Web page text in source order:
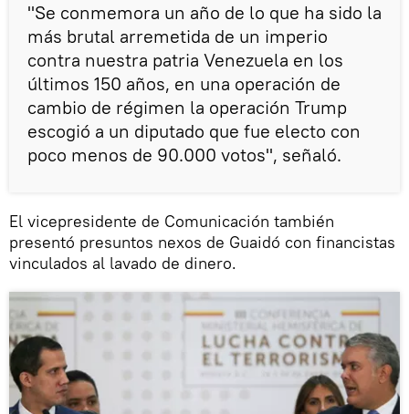
"Se conmemora un año de lo que ha sido la
más brutal arremetida de un imperio
contra nuestra patria Venezuela en los
últimos 150 años, en una operación de
cambio de régimen la operación Trump
escogió a un diputado que fue electo con
poco menos de 90.000 votos", señaló.
El vicepresidente de Comunicación también
presentó presuntos nexos de Guaidó con financistas
vinculados al lavado de dinero.